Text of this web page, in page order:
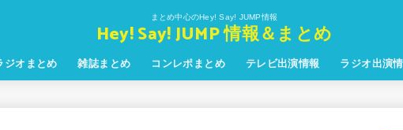
まとめ中心のHey! Say! JUMP情報
Hey! Say! JUMP 情報＆まとめ
ジオまとめ 雑誌まとめ コンレポまとめ テレビ出演情報 ラジオ出演